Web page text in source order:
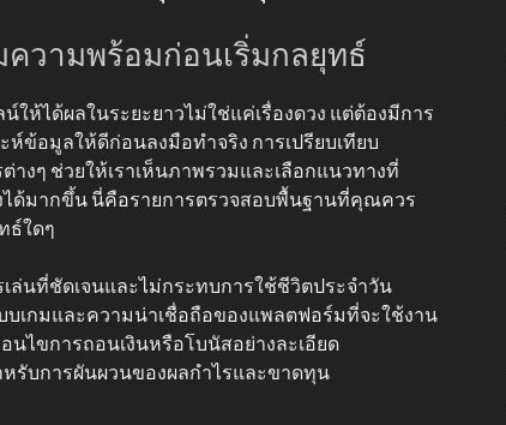
ความพร้อมก่อนเริ่มกลยุทธ์
ให้ได้ผลในระยะยาวไม่ใช่แค่เรื่องดวง แต่ต้องมีการ
ห์ข้อมูลให้ดีก่อนลงมือทำจริง การเปรียบเทียบ
งๆ ช่วยให้เราเห็นภาพรวมและเลือกแนวทางที่
ได้มากขึ้น นี่คือรายการตรวจสอบพื้นฐานที่คุณควร
ธ์ใดๆ
ล่นที่ชัดเจนและไม่กระทบการใช้ชีวิตประจำวัน
บเกมและความน่าเชื่อถือของแพลตฟอร์มที่จะใช้งาน
อนไขการถอนเงินหรือโบนัสอย่างละเอียด
หรับการผันผวนของผลกำไรและขาดทุน